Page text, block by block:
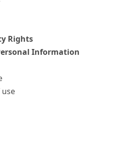
Rights
Information